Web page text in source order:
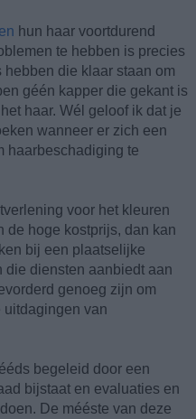
hun haar voortdurend
te hebben is precies
die klaar staan om
géén kapper die gekant is
haar. Wél geloof ik dat je
wanneer er zich een
haarbeschadiging te
voor het kleuren
de hoge kostprijs, dan kan
bij een plaatselijke
die diensten aanbiedt aan
genoeg zijn om
uitdagingen van
begeleid door een
bijstaat en evaluaties en
De mééste van deze